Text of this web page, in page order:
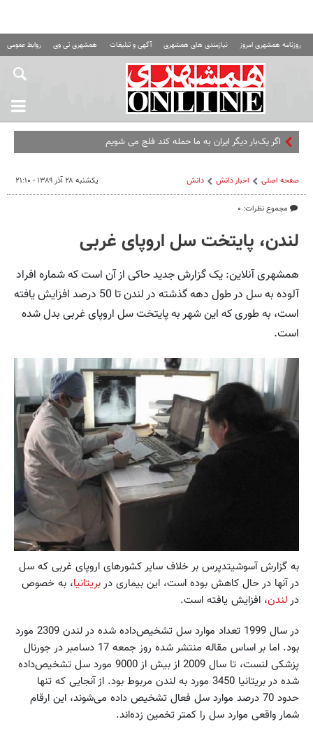
روزنامه همشهری امروز نیازمندی های همشهری آگهی و تبلیغات همشهری تی وی روابط عمومی
اگر یک‌بار دیگر ایران به ما حمله کند فلج می شویم
صفحه اصلی اخبار دانش دانش
مجموع نظرات: ۰
یکشنبه ۲۸ آذر ۱۳۸۹ - ۲۱:۱۰
لندن، پایتخت سل اروپای غربی
همشهری آنلاین: یک گزارش جدید حاکی از آن است که شماره افراد
آلوده به سل در طول دهه گذشته در لندن تا 50 درصد افزایش یافته
است،‌ به طوری که این شهر به پایتخت سل اروپای غربی بدل شده
است.
به گزارش آسوشیتدپرس بر خلاف سایر کشورهای اروپای غربی که سل
در آنها در حال کاهش بوده است، این بیماری در بریتانیا،‌ به خصوص
در لندن، افزایش یافته است.
در سال 1999 تعداد موارد سل تشخیص‌داده شده در لندن 2309 مورد
بود. اما بر اساس مقاله‌ منتشر شده روز جمعه 17 دسامبر در جورنال
پزشکی لنست، تا سال 2009 از بیش از 9000 مورد سل تشخیص‌داده
شده در بریتانیا 3450 مورد به لندن مربوط بود. از آنجایی که تنها
حدود 70 درصد موارد سل فعال تشخیص داده می‌شوند، این ارقام
شمار واقعی موارد سل را کمتر تخمین زده‌اند.